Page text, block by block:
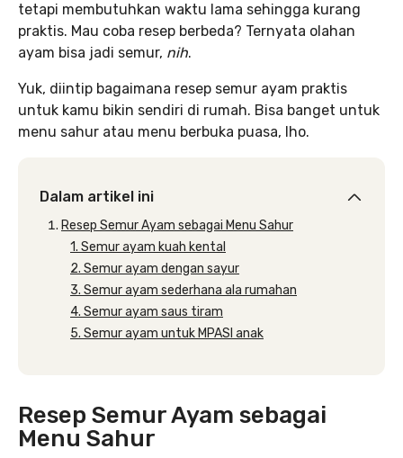
tetapi membutuhkan waktu lama sehingga kurang
praktis. Mau coba resep berbeda? Ternyata olahan
ayam bisa jadi semur, nih.
Yuk, diintip bagaimana resep semur ayam praktis
untuk kamu bikin sendiri di rumah. Bisa banget untuk
menu sahur atau menu berbuka puasa, lho.
Dalam artikel ini
Resep Semur Ayam sebagai Menu Sahur
1. Semur ayam kuah kental
2. Semur ayam dengan sayur
3. Semur ayam sederhana ala rumahan
4. Semur ayam saus tiram
5. Semur ayam untuk MPASI anak
Resep Semur Ayam sebagai
Menu Sahur